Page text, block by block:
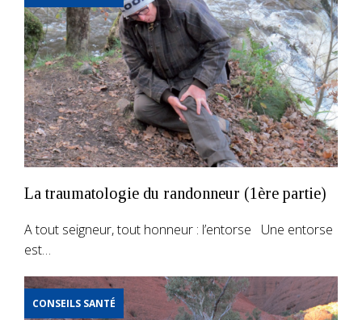
La traumatologie du randonneur (1ère partie)
A tout seigneur, tout honneur : l’entorse Une entorse
est…
CONSEILS SANTÉ